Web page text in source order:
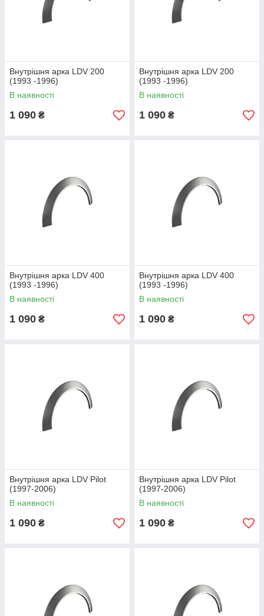
Внутрішня арка LDV 200
(1993 -1996)
В наявності
1 090 ₴
Внутрішня арка LDV 200
(1993 -1996)
В наявності
1 090 ₴
Внутрішня арка LDV 400
(1993 -1996)
В наявності
1 090 ₴
Внутрішня арка LDV 400
(1993 -1996)
В наявності
1 090 ₴
Внутрішня арка LDV Pilot
(1997-2006)
В наявності
1 090 ₴
Внутрішня арка LDV Pilot
(1997-2006)
В наявності
1 090 ₴